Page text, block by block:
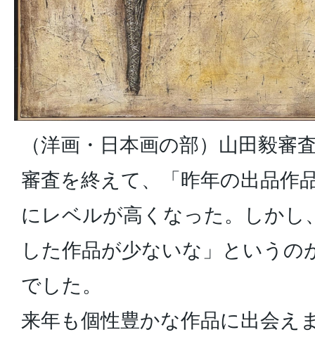
（洋画・日本画の部）山田毅審
審査を終えて、「昨年の出品作
にレベルが高くなった。しかし
した作品が少ないな」というの
でした。
来年も個性豊かな作品に出会え